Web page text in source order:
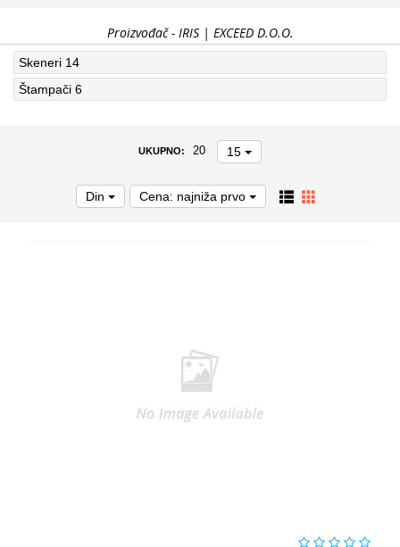
PoweredByAsus
Proizvođač - IRIS | EXCEED D.O.O.
Skeneri 14
Štampači 6
UKUPNO: 20 15
Din Cena: najniža prvo